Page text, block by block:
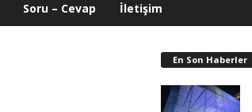
Soru – Cevap İletişim
En Son Haberler